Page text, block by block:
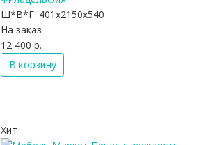
Ш*В*Г: 401x2150x540
На заказ
12 400 р.
В корзину
Хит